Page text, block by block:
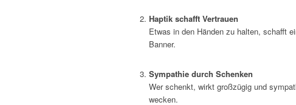
Haptik schafft Vertrauen
Etwas in den Händen zu halten, schafft
Banner.
Sympathie durch Schenken
Wer schenkt, wirkt großzügig und
wecken.